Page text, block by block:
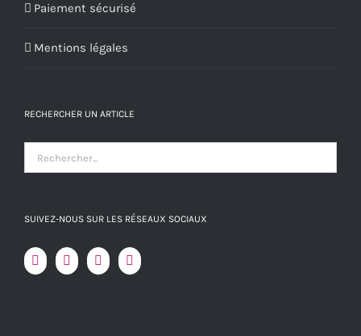
Paiement sécurisé
Mentions légales
RECHERCHER UN ARTICLE
SUIVEZ-NOUS SUR LES RÉSEAUX SOCIAUX